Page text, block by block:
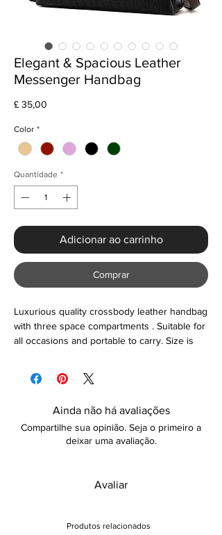
Elegant & Spacious Leather
Messenger Handbag
£ 35,00
Color *
Quantidade *
Adicionar ao carrinho
Comprar
Luxurious quality crossbody leather handbag
with three space compartments . Suitable for
all occasions and portable to carry. Size is
Ainda não há avaliações
Compartilhe sua opinião. Seja o primeiro a
deixar uma avaliação.
Avaliar
Produtos relacionados